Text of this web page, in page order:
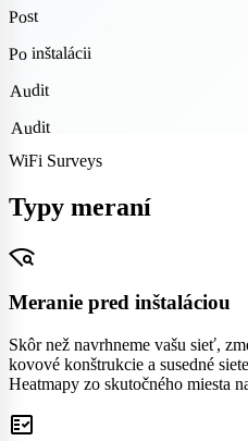
Post
Po inštalácii
Audit
Audit
WiFi Surveys
Typy meraní
wifi_find
Meranie pred inštaláciou
Skôr než navrhneme vašu sieť,
kovové konštrukcie a susedné
Heatmapy zo skutočného miesta
fact_check